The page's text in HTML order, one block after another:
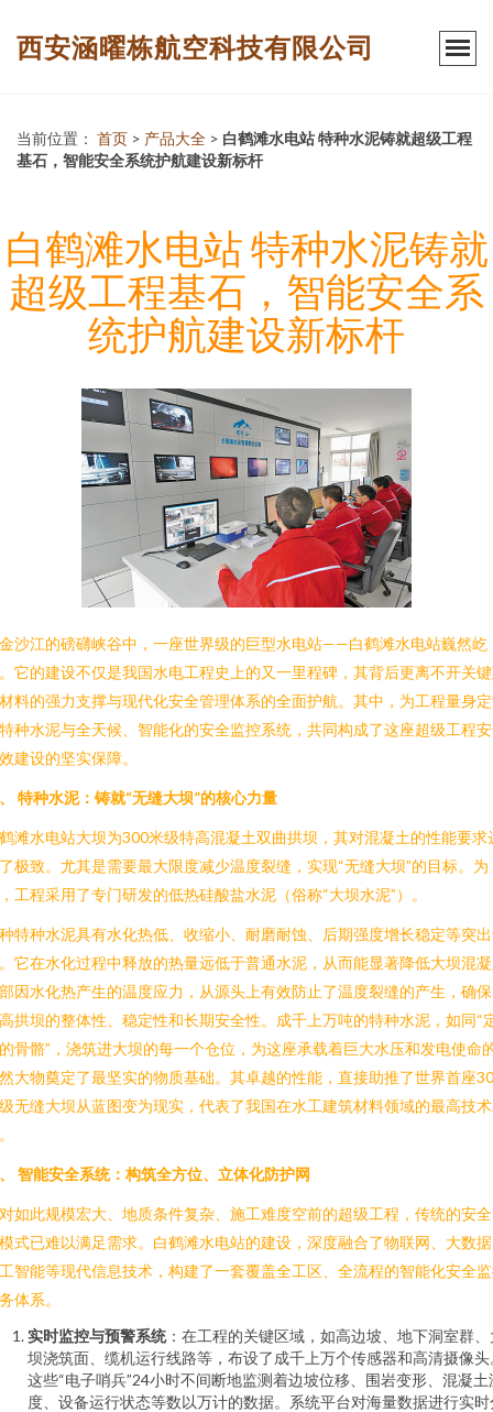
西安涵曜栋航空科技有限公司
当前位置： 首页 > 产品大全 > 白鹤滩水电站 特种水泥铸就超级工程
基石，智能安全系统护航建设新标杆
白鹤滩水电站 特种水泥铸就
超级工程基石，智能安全系
统护航建设新标杆
沙江的磅礴峡谷中，一座世界级的巨型水电站——白鹤滩水电站巍然屹
它的建设不仅是我国水电工程史上的又一里程碑，其背后更离不开关
料的强力支撑与现代化安全管理体系的全面护航。其中，为工程量身
种水泥与全天候、智能化的安全监控系统，共同构成了这座超级工程
建设的坚实保障。
特种水泥：铸就“无缝大坝”的核心力量
滩水电站大坝为300米级特高混凝土双曲拱坝，其对混凝土的性能要求
极致。尤其是需要最大限度减少温度裂缝，实现“无缝大坝”的目标。为
工程采用了专门研发的低热硅酸盐水泥（俗称“大坝水泥”）。
特种水泥具有水化热低、收缩小、耐磨耐蚀、后期强度增长稳定等突
它在水化过程中释放的热量远低于普通水泥，从而能显著降低大坝混
因水化热产生的温度应力，从源头上有效防止了温度裂缝的产生，确
拱坝的整体性、稳定性和长期安全性。成千上万吨的特种水泥，如同“
骨骼”，浇筑进大坝的每一个仓位，为这座承载着巨大水压和发电使命
大物奠定了最坚实的物质基础。其卓越的性能，直接助推了世界首座
无缝大坝从蓝图变为现实，代表了我国在水工建筑材料领域的最高技
智能安全系统：构筑全方位、立体化防护网
如此规模宏大、地质条件复杂、施工难度空前的超级工程，传统的安
式已难以满足需求。白鹤滩水电站的建设，深度融合了物联网、大数
智能等现代信息技术，构建了一套覆盖全工区、全流程的智能化安全
体系。
实时监控与预警系统：在工程的关键区域，如高边坡、地下洞室群、
坝浇筑面、缆机运行线路等，布设了成千上万个传感器和高清摄像头
这些“电子哨兵”24小时不间断地监测着边坡位移、围岩变形、混凝土
度、设备运行状态等数以万计的数据。系统平台对海量数据进行实时